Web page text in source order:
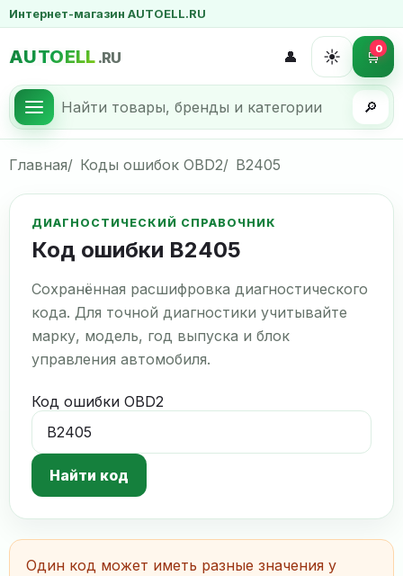
Интернет-магазин AUTOELL.RU
AUTOELL .RU
🔎
👤 ☀️ 🛒0
Главная Коды ошибок OBD2 B2405
ДИАГНОСТИЧЕСКИЙ СПРАВОЧНИК
Код ошибки B2405
Сохранённая расшифровка диагностического
кода. Для точной диагностики учитывайте
марку, модель, год выпуска и блок
управления автомобиля.
Код ошибки OBD2
Найти код
Один код может иметь разные значения у